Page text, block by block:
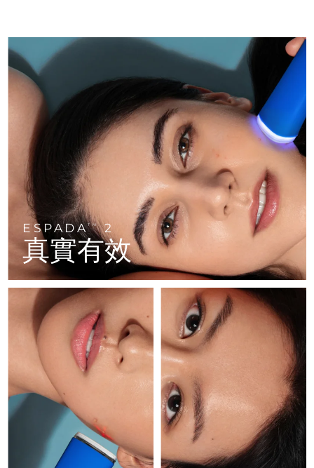
ESPADATM2
真實有效
LUNA™ 4 Men
For men, anti-aging massage
LUNA™ 4 mini
For young skin, T-zone
LUNA™ 4 go
For travel or gym bag
LUNA™護膚
Premium cleansers & balm
LUNA™ 設備
All facial cleansing devices
BEAR™ 2 eyes & lips
Microcurrent line smoothing device
面部提拉護理
Premium anti-aging skincare
BEAR™ 設備
All premium facelift devices
Near-infrared and red light therapy
UFO™ 3 mini
Red light therapy device for young skin
UFO™ 3 go
Portable red light therapy
面膜
Rejuvenation & hydration
UFO™ 設備
All deep facial hydration devices
issa™ 4 plus
Smart hybrid silicone sonic toothbrush
issa™ 4 smile
Hybrid silicone sonic toothbrush
issa™ 4 baby
For ages 0-3
issa™ Teeth Whitening Set
Dual LED + sonic device & 18% PAP gel
ISSA™ 設備
All silicone sonic toothbrushes
FAQ™ 101
Clinical anti-aging
FAQ™ 102
Advanced clinical anti-aging
FAQ™ 103
Luxurious clinical anti-aging set
FAQ™ P1 Primer
Manuka honey primer
FAQ™護膚品
All FAQ™ skincare
LED 護理
NEW
FAQ™ 201
LED mask
FAQ™ 202
LED mask
FAQ™ 211
Anti-aging neck & décolleté LED mask
FAQ™ 221
Anti-aging LED hand mask
FAQ™護膚品
All FAQ™ skincare
生髮
FAQ™ 301
LED hair strengthening scalp massager
FAQ™ Scalp Serum
Scalp recovery probiotic serum
FAQ™護膚品
All FAQ™ skincare
FAQ™產品
All hair treatments
肌膚年輕化
NEW
FAQ™ 501
Full-Spectrum Red Light Therapy
FAQ™ 502
Full-Spectrum Red Light Therapy
FAQ™ Red Light Serum
FAQ™ skincare
All FAQ™ skincare
保健品
NEW
專業治療
脫毛
PEACH™ 2 Pro Max
Professional IPL hair removal device
身體護理
BEAR™ 2 body
Microcurrent body toning
加拿大 預計送達日期 ১২/৮/২৬
智利 預計送達日期 ১২/৮/২৬
中國 預計送達日期৮/৮/২৬
哥倫比亞
克羅埃西亞 預計送達日期৮/৮/২৬
賽普勒斯 預計送達日期৯/৮/২৬
捷克 預計送達日期৮/৮/২৬
丹麥 預計送達日期
愛沙尼亞 預計送達日期 ৮/৮/২৬
芬蘭 ৮/৮/২৬
法國 預計送達日期 ৮/৮/২৬
法屬玻里尼西亞 預計送達日期১২/৮/২৬
德國 預計送達日期 ৮/৮/২৬